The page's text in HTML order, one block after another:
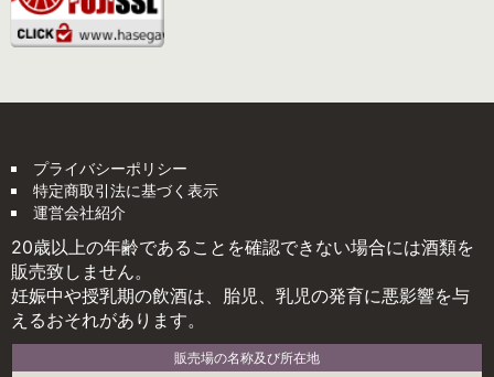
プライバシーポリシー
特定商取引法に基づく表示
運営会社紹介
20歳以上の年齢であることを確認できない場合には酒類を
販売致しません。
妊娠中や授乳期の飲酒は、胎児、乳児の発育に悪影響を与
えるおそれがあります。
販売場の名称及び所在地